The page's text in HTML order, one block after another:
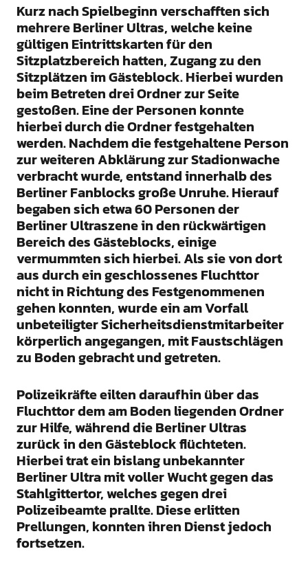
Kurz nach Spielbeginn verschafften sich
mehrere Berliner Ultras, welche keine
gültigen Eintrittskarten für den
Sitzplatzbereich hatten, Zugang zu den
Sitzplätzen im Gästeblock. Hierbei wurden
beim Betreten drei Ordner zur Seite
gestoßen. Eine der Personen konnte
hierbei durch die Ordner festgehalten
werden. Nachdem die festgehaltene Person
zur weiteren Abklärung zur Stadionwache
verbracht wurde, entstand innerhalb des
Berliner Fanblocks große Unruhe. Hierauf
begaben sich etwa 60 Personen der
Berliner Ultraszene in den rückwärtigen
Bereich des Gästeblocks, einige
vermummten sich hierbei. Als sie von dort
aus durch ein geschlossenes Fluchttor
nicht in Richtung des Festgenommenen
gehen konnten, wurde ein am Vorfall
unbeteiligter Sicherheitsdienstmitarbeiter
körperlich angegangen, mit Faustschlägen
zu Boden gebracht und getreten.
Polizeikräfte eilten daraufhin über das
Fluchttor dem am Boden liegenden Ordner
zur Hilfe, während die Berliner Ultras
zurück in den Gästeblock flüchteten.
Hierbei trat ein bislang unbekannter
Berliner Ultra mit voller Wucht gegen das
Stahlgittertor, welches gegen drei
Polizeibeamte prallte. Diese erlitten
Prellungen, konnten ihren Dienst jedoch
fortsetzen.